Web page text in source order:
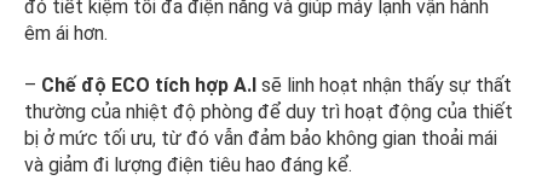
đó tiết kiệm tối đa điện năng và giúp máy lạnh vận hành
êm ái hơn.
– Chế độ ECO tích hợp A.I sẽ linh hoạt nhận thấy sự thất
thường của nhiệt độ phòng để duy trì hoạt động của thiết
bị ở mức tối ưu, từ đó vẫn đảm bảo không gian thoải mái
và giảm đi lượng điện tiêu hao đáng kể.